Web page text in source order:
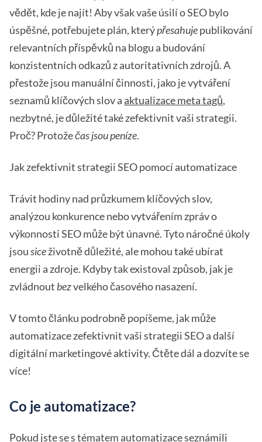
vědět, kde je najít! Aby však vaše úsilí o SEO bylo
úspěšné, potřebujete plán, kterýpřesahujepublikování
relevantních příspěvků na blogu a budování
konzistentních odkazů z autoritativních zdrojů. A
přestože jsou manuální činnosti, jako je vytváření
seznamů klíčových slov a aktualizace meta tagů,
nezbytné, je důležité také zefektivnit vaši strategii.
Proč? Protožečas jsou peníze.
Jak zefektivnit strategii SEO pomocí automatizace
Trávit hodiny nad průzkumem klíčových slov,
analýzou konkurence nebo vytvářením zpráv o
výkonnosti SEO může být únavné. Tyto náročné úkoly
jsousiceživotně důležité, ale mohou také ubírat
energii a zdroje. Kdyby tak existoval způsob, jak je
zvládnout bezvelkého časového nasazení.
V tomto článku podrobně popíšeme, jak může
automatizace zefektivnit vaši strategii SEO a další
digitální marketingové aktivity. Čtěte dál a dozvíte se
více!
Co je automatizace?
Pokud jste se s tématem automatizace seznámili